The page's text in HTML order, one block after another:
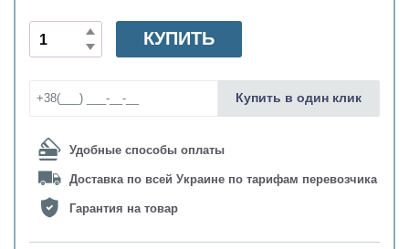
Удобные способы оплаты
Доставка по всей Украине по тарифам перевозчика
Гарантия на товар
КУПИТЬ
Купить в один клик